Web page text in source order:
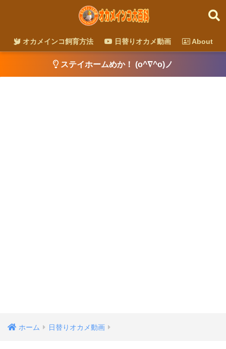
オカメインコ飼育方法 日替りオカメ動画 About
ステイホームめか！ (o^∇^o)ノ
ホーム 日替りオカメ動画